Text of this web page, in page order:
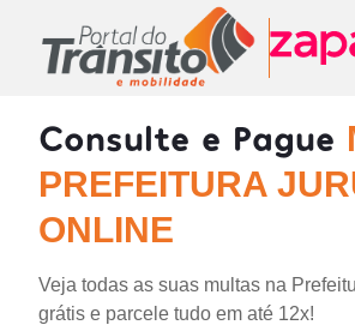
Consulte e Pague
PREFEITURA
ONLINE
Veja todas as suas multas na
grátis e parcele tudo em até 12x!